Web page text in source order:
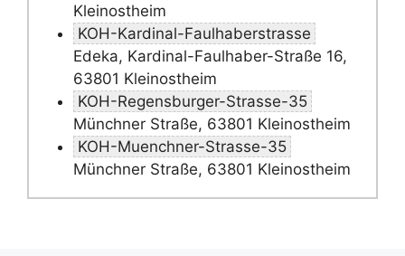
Kleinostheim
KOH-Kardinal-Faulhaberstrasse
Edeka, Kardinal-Faulhaber-Straße 16,
63801 Kleinostheim
KOH-Regensburger-Strasse-35
Münchner Straße, 63801 Kleinostheim
KOH-Muenchner-Strasse-35
Münchner Straße, 63801 Kleinostheim